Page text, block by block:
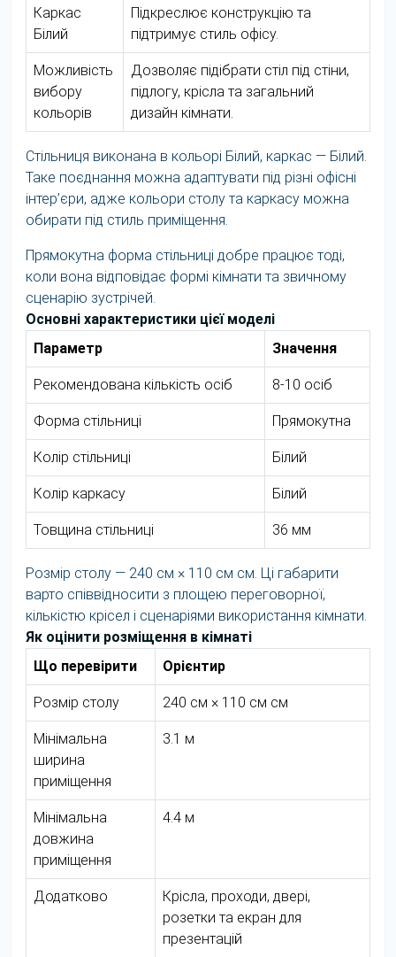
Каркас
Білий
Підкреслює конструкцію та
підтримує стиль офісу.
Можливість
вибору
кольорів
Дозволяє підібрати стіл під стіни,
підлогу, крісла та загальний
дизайн кімнати.
Стільниця виконана в кольорі Білий, каркас — Білий.
Таке поєднання можна адаптувати під різні офісні
інтер’єри, адже кольори столу та каркасу можна
обирати під стиль приміщення.
Прямокутна форма стільниці добре працює тоді,
коли вона відповідає формі кімнати та звичному
сценарію зустрічей.
Основні характеристики цієї моделі
Параметр
Значення
Рекомендована кількість осіб 8-10 осіб
Форма стільниці Прямокутна
Колір стільниці Білий
Колір каркасу Білий
Товщина стільниці 36 мм
Розмір столу — 240 см × 110 см см. Ці габарити
варто співвідносити з площею переговорної,
кількістю крісел і сценаріями використання кімнати.
Як оцінити розміщення в кімнаті
Що перевірити
Орієнтир
Розмір столу 240 см × 110 см см
Мінімальна
ширина
приміщення
3.1 м
Мінімальна
довжина
приміщення
4.4 м
Додатково
Крісла, проходи, двері,
розетки та екран для
презентацій